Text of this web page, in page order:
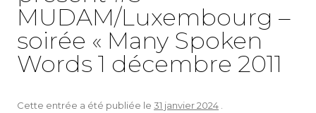
MUDAM/Luxembourg –
soirée « Many Spoken
Words 1 décembre 2011
Cette entrée a été publiée le 31 janvier 2024